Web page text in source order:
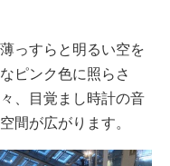
っすらと明るい空を
ピンク色に照らさ
、目覚まし時計の音
間が広がります。